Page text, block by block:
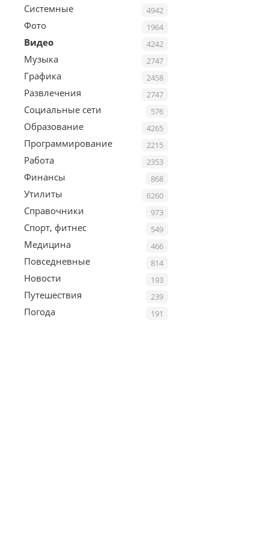
4942
Системные
1964
Фото
4242
Видео
2747
Музыка
2458
Графика
2747
Развлечения
576
Социальные сети
4265
Образование
2215
Программирование
2353
Работа
868
Финансы
6260
Утилиты
973
Справочники
549
Спорт, фитнес
466
Медицина
814
Повседневные
193
Новости
239
Путешествия
191
Погода